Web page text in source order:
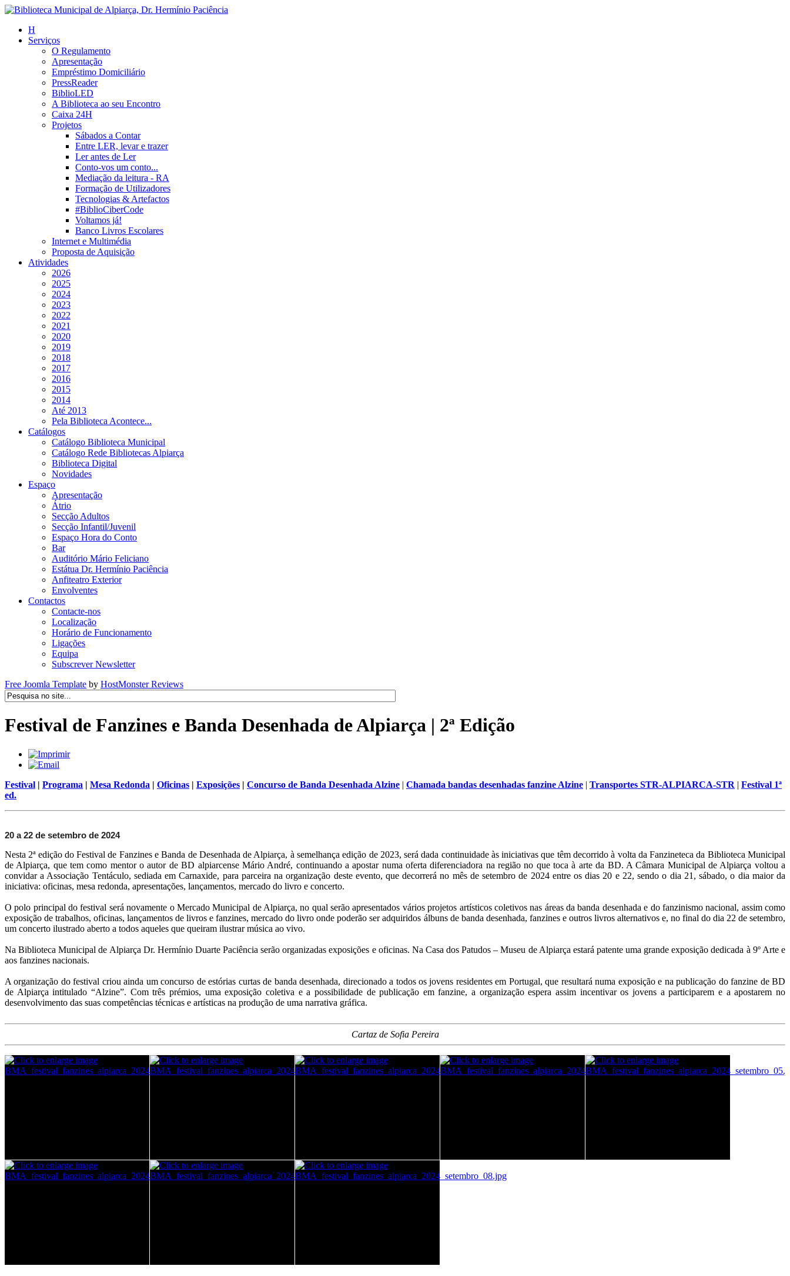
H
Serviços
O Regulamento
Apresentação
Empréstimo Domiciliário
PressReader
BiblioLED
A Biblioteca ao seu Encontro
Caixa 24H
Projetos
Sábados a Contar
Entre LER, levar e trazer
Ler antes de Ler
Conto-vos um conto...
Mediação da leitura - RA
Formação de Utilizadores
Tecnologias & Artefactos
#BiblioCiberCode
Voltamos já!
Banco Livros Escolares
Internet e Multimédia
Proposta de Aquisição
Atividades
2026
2025
2024
2023
2022
2021
2020
2019
2018
2017
2016
2015
2014
Até 2013
Pela Biblioteca Acontece...
Catálogos
Catálogo Biblioteca Municipal
Catálogo Rede Bibliotecas Alpiarça
Biblioteca Digital
Novidades
Espaço
Apresentação
Átrio
Secção Adultos
Secção Infantil/Juvenil
Espaço Hora do Conto
Bar
Auditório Mário Feliciano
Estátua Dr. Hermínio Paciência
Anfiteatro Exterior
Envolventes
Contactos
Contacte-nos
Localização
Horário de Funcionamento
Ligações
Equipa
Subscrever Newsletter
Free Joomla Template by HostMonster Reviews
Festival de Fanzines e Banda Desenhada de Alpiarça | 2ª Edição
Festival | Programa | Mesa Redonda | Oficinas | Exposições | Concurso de Banda Desenhada Alzine | Chamada bandas desenhadas fanzine Alzine | Transportes STR-ALPIARCA-STR | Festival 1ª
ed.
20 a 22 de setembro de 2024
Nesta 2ª edição do Festival de Fanzines e Banda de Desenhada de Alpiarça, à semelhança edição de 2023, será dada continuidade às iniciativas que têm decorrido à volta da Fanzineteca da Biblioteca Municipal
de Alpiarça, que tem como mentor o autor de BD alpiarcense Mário André, continuando a apostar numa oferta diferenciadora na região no que toca à arte da BD. A Câmara Municipal de Alpiarça voltou a
convidar a Associação Tentáculo, sediada em Carnaxide, para parceira na organização deste evento, que decorrerá no mês de setembro de 2024 entre os dias 20 e 22, sendo o dia 21, sábado, o dia maior da
iniciativa: oficinas, mesa redonda, apresentações, lançamentos, mercado do livro e concerto.
O polo principal do festival será novamente o Mercado Municipal de Alpiarça, no qual serão apresentados vários projetos artísticos coletivos nas áreas da banda desenhada e do fanzinismo nacional, assim como
exposição de trabalhos, oficinas, lançamentos de livros e fanzines, mercado do livro onde poderão ser adquiridos álbuns de banda desenhada, fanzines e outros livros alternativos e, no final do dia 22 de setembro,
um concerto ilustrado aberto a todos aqueles que queiram ilustrar música ao vivo.
Na Biblioteca Municipal de Alpiarça Dr. Hermínio Duarte Paciência serão organizadas exposições e oficinas. Na Casa dos Patudos – Museu de Alpiarça estará patente uma grande exposição dedicada à 9º Arte e
aos fanzines nacionais.
A organização do festival criou ainda um concurso de estórias curtas de banda desenhada, direcionado a todos os jovens residentes em Portugal, que resultará numa exposição e na publicação do fanzine de BD
de Alpiarça intitulado “Alzine”. Com três prémios, uma exposição coletiva e a possibilidade de publicação em fanzine, a organização espera assim incentivar os jovens a participarem e a apostarem no
desenvolvimento das suas competências técnicas e artísticas na produção de uma narrativa gráfica.
Cartaz de Sofia Pereira